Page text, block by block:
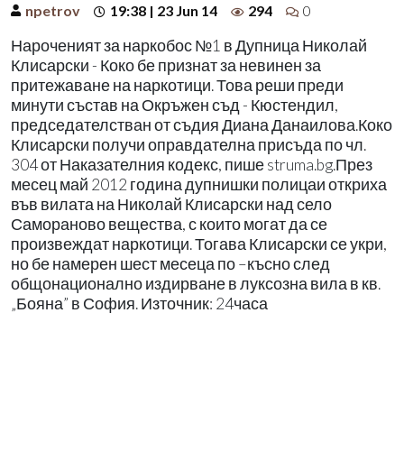
npetrov 19:38 | 23 Jun 14 294 0
Нароченият за наркобос №1 в Дупница Николай
Клисарски - Коко бе признат за невинен за
притежаване на наркотици. Това реши преди
минути състав на Окръжен съд - Кюстендил,
председателстван от съдия Диана Данаилова.Коко
Клисарски получи оправдателна присъда по чл.
304 от Наказателния кодекс, пише struma.bg.През
месец май 2012 година дупнишки полицаи откриха
във вилата на Николай Клисарски над село
Самораново вещества, с които могат да се
произвеждат наркотици. Тогава Клисарски се укри,
но бе намерен шест месеца по –късно след
общонационално издирване в луксозна вила в кв.
„Бояна” в София. Източник: 24часа